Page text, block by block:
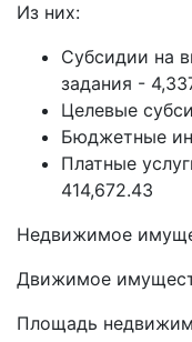
Из них:
Субсидии на
задания -
Целевые
Бюджетные
Платные
414,672.43
Недвижимое
Движимое
Площадь